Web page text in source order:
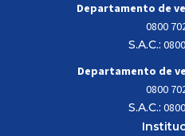
Departamento de
0800
S.A.C.:
Departamento de
0800
S.A.C.: